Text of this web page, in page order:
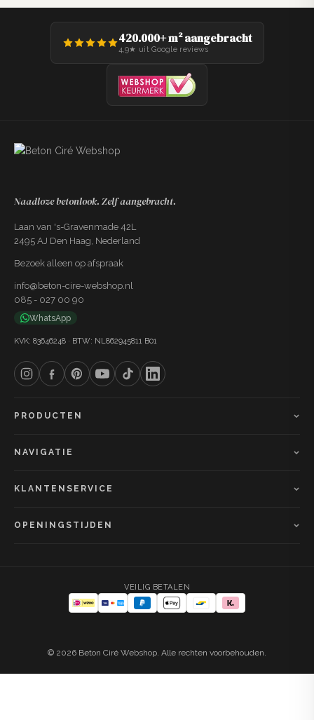
420.000+ m² aangebracht
4,9★ uit Google reviews
Naadloze betonlook. Zelf aangebracht.
Laan van 's-Gravenmade 42L
2495 AJ Den Haag, Nederland
Bezoek alleen op afspraak
info@beton-cire-webshop.nl
085 - 027 00 90
WhatsApp
KVK: 83646248 · BTW: NL862945811 B01
PRODUCTEN
NAVIGATIE
KLANTENSERVICE
OPENINGSTIJDEN
VEILIG BETALEN
© 2026 Beton Ciré Webshop. Alle rechten voorbehouden.